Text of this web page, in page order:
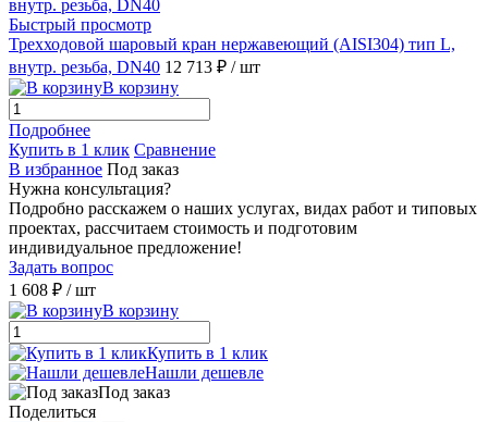
Быстрый просмотр
Трехходовой шаровый кран нержавеющий (AISI304) тип L,
внутр. резьба, DN40 12 713 ₽ / шт
В корзину
Подробнее
Купить в 1 клик Сравнение
В избранное Под заказ
Нужна консультация?
Подробно расскажем о наших услугах, видах работ и типовых
проектах, рассчитаем стоимость и подготовим
индивидуальное предложение!
Задать вопрос
1 608 ₽ / шт
В корзину
Купить в 1 клик
Нашли дешевле
Под заказ
Поделиться